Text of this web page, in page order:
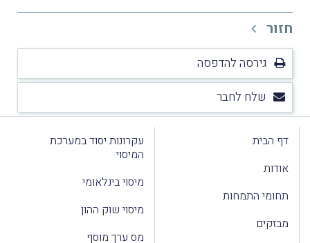
חזור
גירסה להדפסה
שלח לחבר
דף הבית
אודות
תחומי התמחות
מבזקים
עקרונות יסוד במערכת
המיסוי
מיסוי בינלאומי
מיסוי שוק ההון
מס ערך מוסף